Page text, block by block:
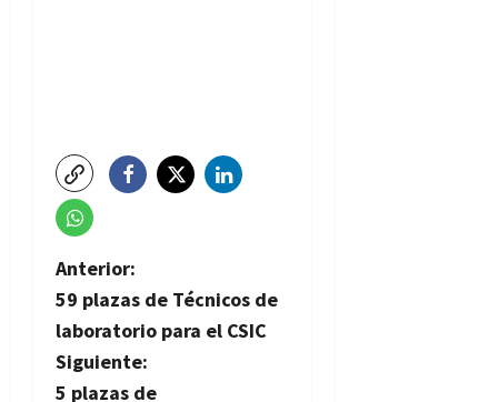
N
a
v
Anterior:
59 plazas de Técnicos de
laboratorio para el CSIC
Siguiente:
5 plazas de